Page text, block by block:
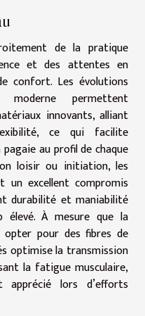
de la pratique
et des attentes en
confort. Les évolutions
permettent
innovants, alliant
ce qui facilite
au profil de chaque
loisir ou initiation, les
un excellent compromis
durabilité et maniabilité
élevé. À mesure que la
opter pour des fibres de
optimise la transmission
la fatigue musculaire,
lors d’efforts